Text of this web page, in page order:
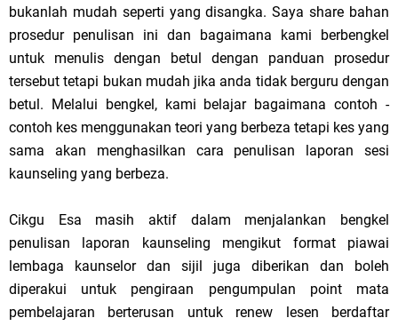
bukanlah mudah seperti yang disangka. Saya share bahan
prosedur penulisan ini dan bagaimana kami berbengkel
untuk menulis dengan betul dengan panduan prosedur
tersebut tetapi bukan mudah jika anda tidak berguru dengan
betul. Melalui bengkel, kami belajar bagaimana contoh -
contoh kes menggunakan teori yang berbeza tetapi kes yang
sama akan menghasilkan cara penulisan laporan sesi
kaunseling yang berbeza.
Cikgu Esa masih aktif dalam menjalankan bengkel
penulisan laporan kaunseling mengikut format piawai
lembaga kaunselor dan sijil juga diberikan dan boleh
diperakui untuk pengiraan pengumpulan point mata
pembelajaran berterusan untuk renew lesen berdaftar